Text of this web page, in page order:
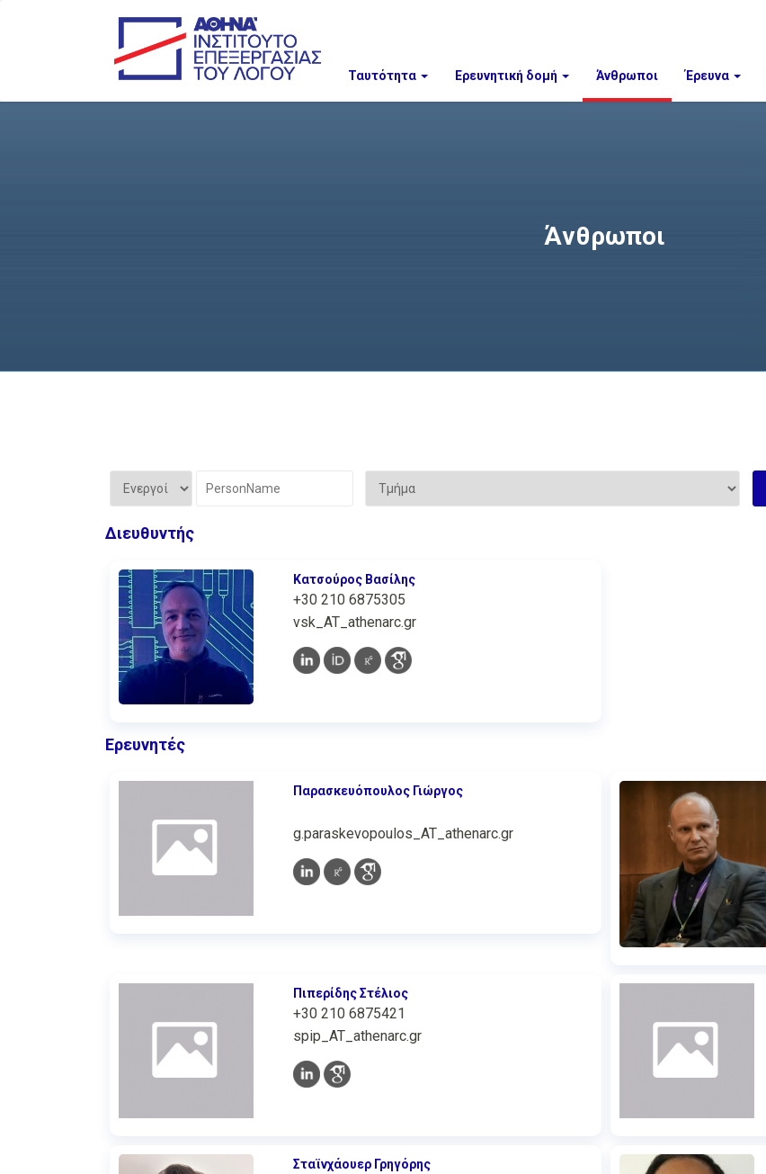
Ταυτότητα Ερευνητική δομή Άνθρωποι Έρευνα
Άνθρωποι
Διευθυντής
Κατσούρος Βασίλης
+30 210 6875305
vsk_AT_athenarc.gr
Ερευνητές
Παρασκευόπουλος Γιώργος
g.paraskevopoulos_AT_athenarc.gr
Πιπερίδης Στέλιος
+30 210 6875421
spip_AT_athenarc.gr
Σταϊνχάουερ Γρηγόρης